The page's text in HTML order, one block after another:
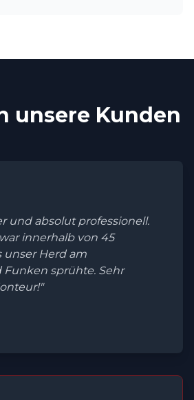
unsere Kunden
und absolut professionell.
innerhalb von 45
unser Herd am
sprühte. Sehr